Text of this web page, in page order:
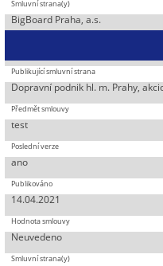
BigBoard Praha, a.s.
Dopravní podnik hl. m. Prahy,
test
ano
14.04.2021
Neuvedeno